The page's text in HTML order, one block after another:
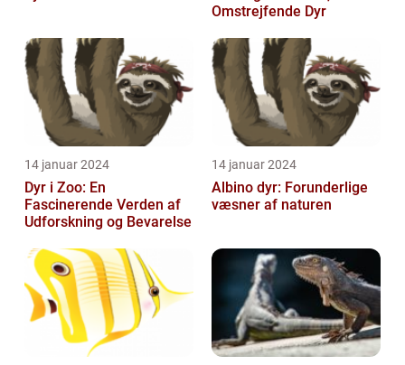
Omstrejfende Dyr
14 januar 2024
Dyr i Zoo: En
Fascinerende Verden af
Udforskning og Bevarelse
14 januar 2024
Albino dyr: Forunderlige
væsner af naturen